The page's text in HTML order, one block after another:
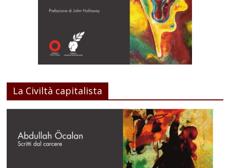
La Civiltà capitalista